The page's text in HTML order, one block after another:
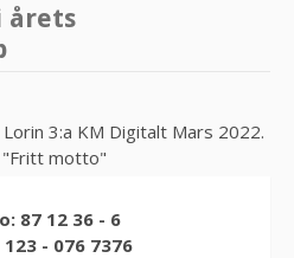
årets
3:a KM Digitalt Mars 2022.
"Fritt motto"
87 12 36 - 6
- 076 7376